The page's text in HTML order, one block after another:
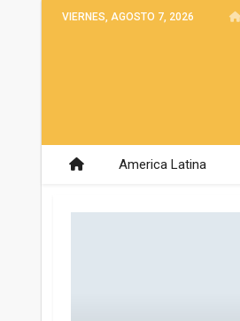
VIERNES, AGOSTO 7, 2026
America Latina